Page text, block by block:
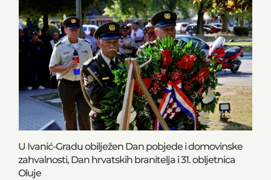
U Ivanić-Gradu obilježen Dan pobjede i domovinske
zahvalnosti, Dan hrvatskih branitelja i 31. obljetnica
Oluje